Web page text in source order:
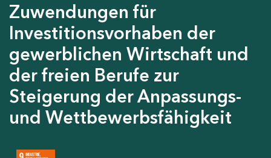
Zuwendungen für
Investitionsvorhaben der
gewerblichen Wirtschaft und
der freien Berufe zur
Steigerung der Anpassungs-
und Wettbewerbsfähigkeit